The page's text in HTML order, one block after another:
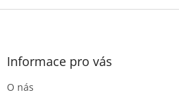
Z
Informace pro vás
O nás